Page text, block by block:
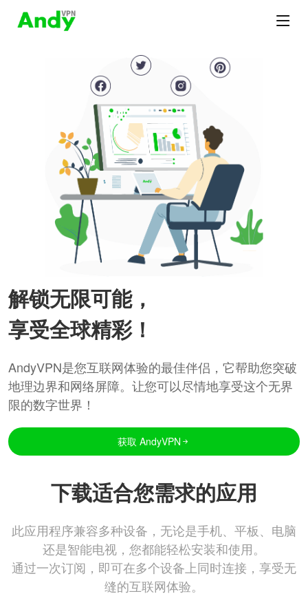
解锁无限可能，
享受全球精彩！
AndyVPN是您互联网体验的最佳伴侣，它帮助您突破
地理边界和网络屏障。让您可以尽情地享受这个无界
限的数字世界！
获取 AndyVPN
下载适合您需求的应用
此应用程序兼容多种设备，无论是手机、平板、电脑
还是智能电视，您都能轻松安装和使用。
通过一次订阅，即可在多个设备上同时连接，享受无
缝的互联网体验。